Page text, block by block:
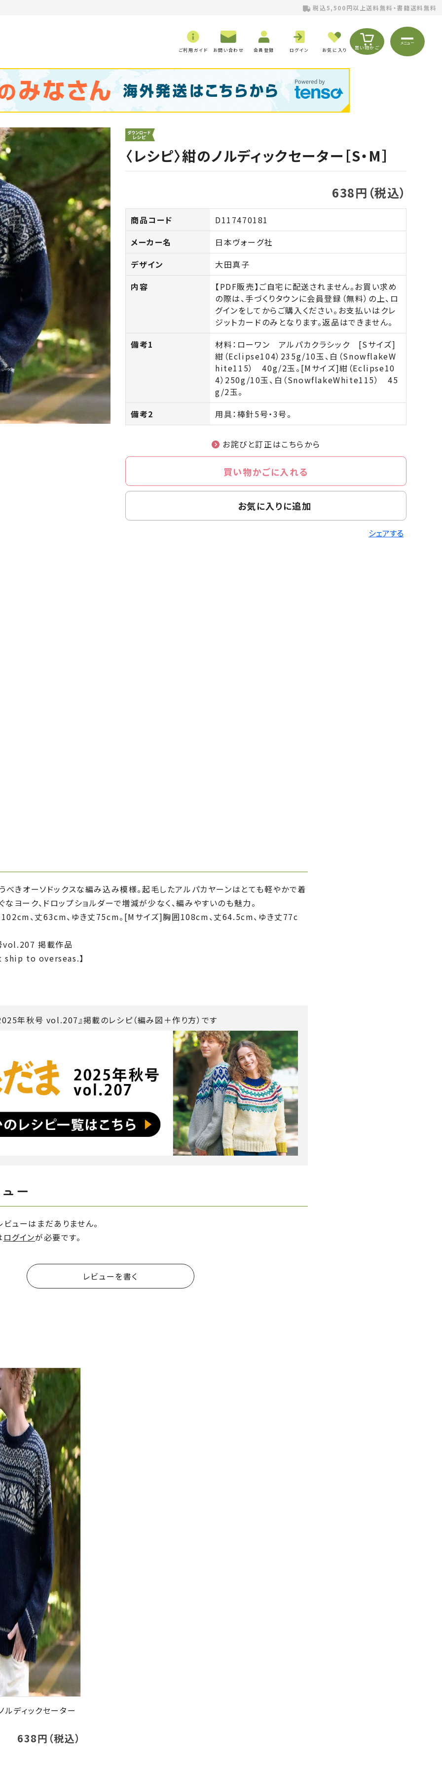
税込5,500円以上送料無料・書籍送料無料
ご利用ガイド お問い合わせ 会員登録 ログイン お気に入り 買い物かご
メニュー
〈レシピ〉紺のノルディックセーター［S・M］
638円（税込）
商品コード
D117470181
メーカー名
日本ヴォーグ社
デザイン
大田真子
内容
【PDF販売】ご自宅に配送されません。お買い求め
の際は、手づくりタウンに会員登録（無料）の上、ロ
グインをしてからご購入ください。お支払いはクレ
ジットカードのみとなります。返品はできません。
備考1
材料：ローワン アルパカクラシック [Sサイズ]
紺（Eclipse104）235g/10玉、白（SnowflakeW
hite115） 40g/2玉。[Mサイズ]紺（Eclipse10
4）250g/10玉、白（SnowflakeWhite115） 45
g/2玉。
備考2
用具：棒針5号・3号。
お詫びと訂正はこちらから
買い物かごに入れる
お気に入りに追加
シェアする
うべきオーソドックスな編み込み模様。起毛したアルパカヤーンはとても軽やかで着
なヨーク、ドロップショルダーで増減が少なく、編みやすいのも魅力。
102cm、丈63cm、ゆき丈75cm。[Mサイズ]胸囲108cm、丈64.5cm、ゆき丈77c
掲載作品
to overseas.】
年秋号 vol.207』掲載のレシピ（編み図＋作り方）です
ー
ューはまだありません。
ログインが必要です。
レビューを書く
ルディックセーター
638円（税込）